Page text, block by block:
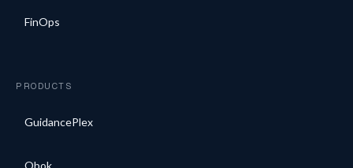
FinOps
PRODUCTS
GuidancePlex